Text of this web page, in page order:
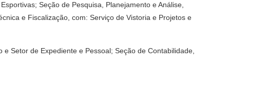
Seção de Pesquisa, Planejamento e Análise,
e Fiscalização, com: Serviço de Vistoria e Projetos e
Setor de Expediente e Pessoal; Seção de Contabilidade,